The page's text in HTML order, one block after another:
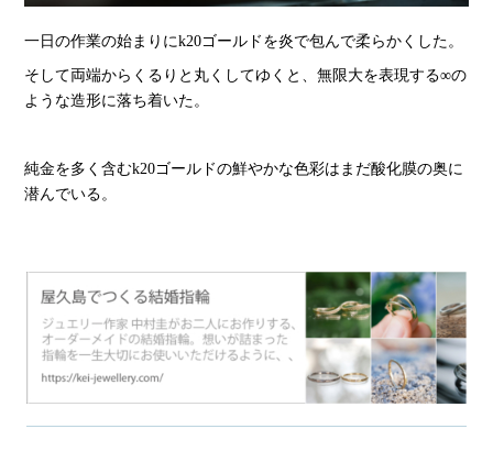
一日の作業の始まりにk20ゴールドを炎で包んで柔らかくした。
そして両端からくるりと丸くしてゆくと、無限大を表現する∞の
ような造形に落ち着いた。
純金を多く含むk20ゴールドの鮮やかな色彩はまだ酸化膜の奥に
潜んでいる。